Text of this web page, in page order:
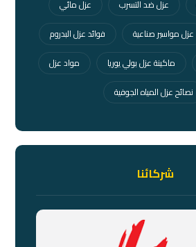
عزل ضد التسرب
عزل مائي
عزل مواسير صناعية
فوائد عزل البدروم
ماكينة عزل بولي يوريا
مواد عزل
نصائح عزل المياه الجوفية
شركائنا